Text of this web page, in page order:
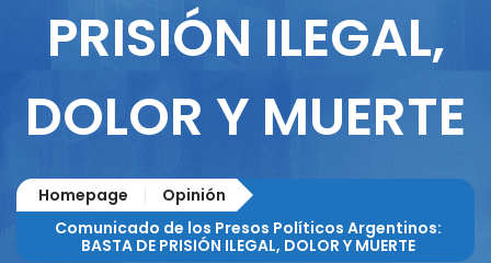
PRISIÓN ILEGAL,
DOLOR Y MUERTE
Homepage
Opinión
Comunicado de los Presos Políticos Argentinos:
BASTA DE PRISIÓN ILEGAL, DOLOR Y MUERTE